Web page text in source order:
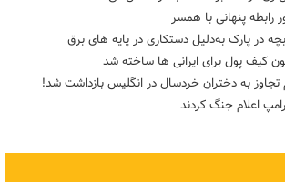
رابطه پنهانی با همسر
در پارک به‌دلیل دستکاری در پایه های برق
تجاوز به دختران خردسال در انگلیس بازداشت شد!
اعلام جنگ کردند